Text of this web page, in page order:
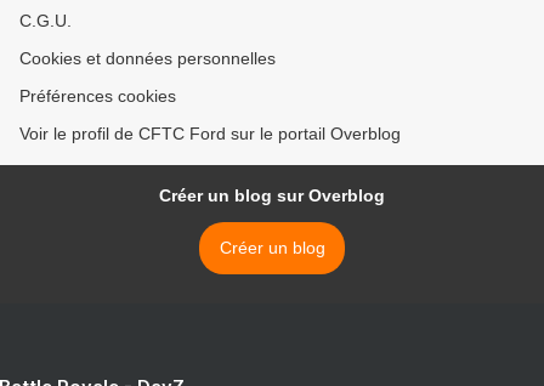
C.G.U.
Cookies et données personnelles
Préférences cookies
Voir le profil de CFTC Ford sur le portail Overblog
Créer un blog sur Overblog
Créer un blog